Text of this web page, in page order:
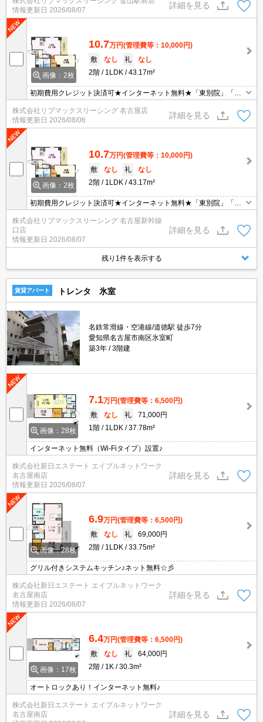
情報更新日 2026/08/07
詳細を見る
画像：2枚
10.7万円(管理費等：10,000円)
敷
なし 礼
なし
2階
1LDK 43.17m²
初期費用クレジット決済可★インターネット無料★「東別院」「鶴
舞」「金山」駅徒歩圏内☆
株式会社リブマックスリーシング 名古屋店
情報更新日 2026/08/06
詳細を見る
画像：2枚
10.7万円(管理費等：10,000円)
敷
なし 礼
なし
2階
1LDK 43.17m²
初期費用クレジット決済可★インターネット無料★「東別院」「鶴
舞」「金山」駅徒歩圏内☆
株式会社リブマックスリーシング 名古屋新幹線
口店
情報更新日 2026/08/07
詳細を見る
残り1件を表示する
賃貸アパート トレンタ 氷室
名鉄常滑線・空港線/道徳駅 徒歩7分
愛知県名古屋市南区氷室町
築3年
3階建
画像：28枚
7.1万円(管理費等：6,500円)
敷
なし 礼
71,000円
1階
1LDK 37.78m²
インターネット無料（Wi-Fiタイプ）設置♪
株式会社新日エステート エイブルネットワーク
名古屋南店
情報更新日 2026/08/07
詳細を見る
画像：28枚
6.9万円(管理費等：6,500円)
敷
なし 礼
69,000円
2階
1LDK 33.75m²
グリル付きシステムキッチン♪ネット無料☆彡
株式会社新日エステート エイブルネットワーク
名古屋南店
情報更新日 2026/08/07
詳細を見る
画像：17枚
6.4万円(管理費等：6,500円)
敷
なし 礼
64,000円
2階
1K 30.3m²
オートロックあり！インターネット無料♪
株式会社新日エステート エイブルネットワーク
名古屋南店
詳細を見る